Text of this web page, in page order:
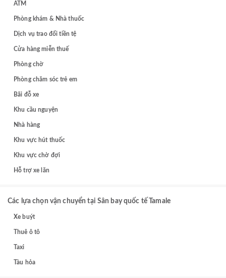
ATM
Phòng khám & Nhà thuốc
Dịch vụ trao đổi tiền tệ
Cửa hàng miễn thuế
Phòng chờ
Phòng chăm sóc trẻ em
Bãi đỗ xe
Khu cầu nguyện
Nhà hàng
Khu vực hút thuốc
Khu vực chờ đợi
Hỗ trợ xe lăn
Các lựa chọn vận chuyển tại Sân bay quốc tế Tamale
Xe buýt
Thuê ô tô
Taxi
Tàu hỏa